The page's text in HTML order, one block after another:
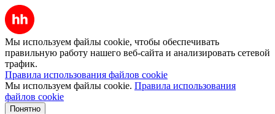
Мы используем файлы cookie, чтобы обеспечивать
правильную работу нашего веб-сайта и анализировать сетевой
трафик.
Правила использования файлов cookie
Мы используем файлы cookie. Правила использования
файлов cookie
Понятно